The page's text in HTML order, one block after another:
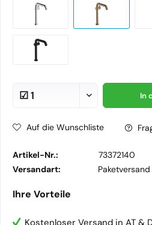
In
Auf die Wunschliste
Artikel-Nr.:
73372140
Versandart:
Ihre Vorteile
Kostenloser Versand in AT &